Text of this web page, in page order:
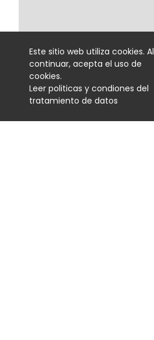
Este sitio web utiliza cookies. Al
continuar, acepta el uso de
cookies.
Leer politicas y condiones del
tratamiento de datos